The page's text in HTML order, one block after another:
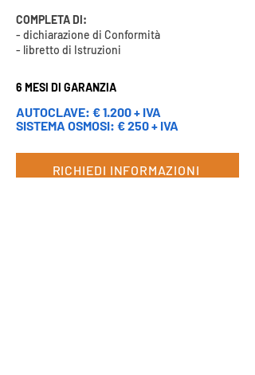
COMPLETA DI:
- dichiarazione di Conformità
- libretto di Istruzioni
6 MESI DI GARANZIA
AUTOCLAVE: € 1.200 + IVA
SISTEMA OSMOSI: € 250 + IVA
RICHIEDI INFORMAZIONI